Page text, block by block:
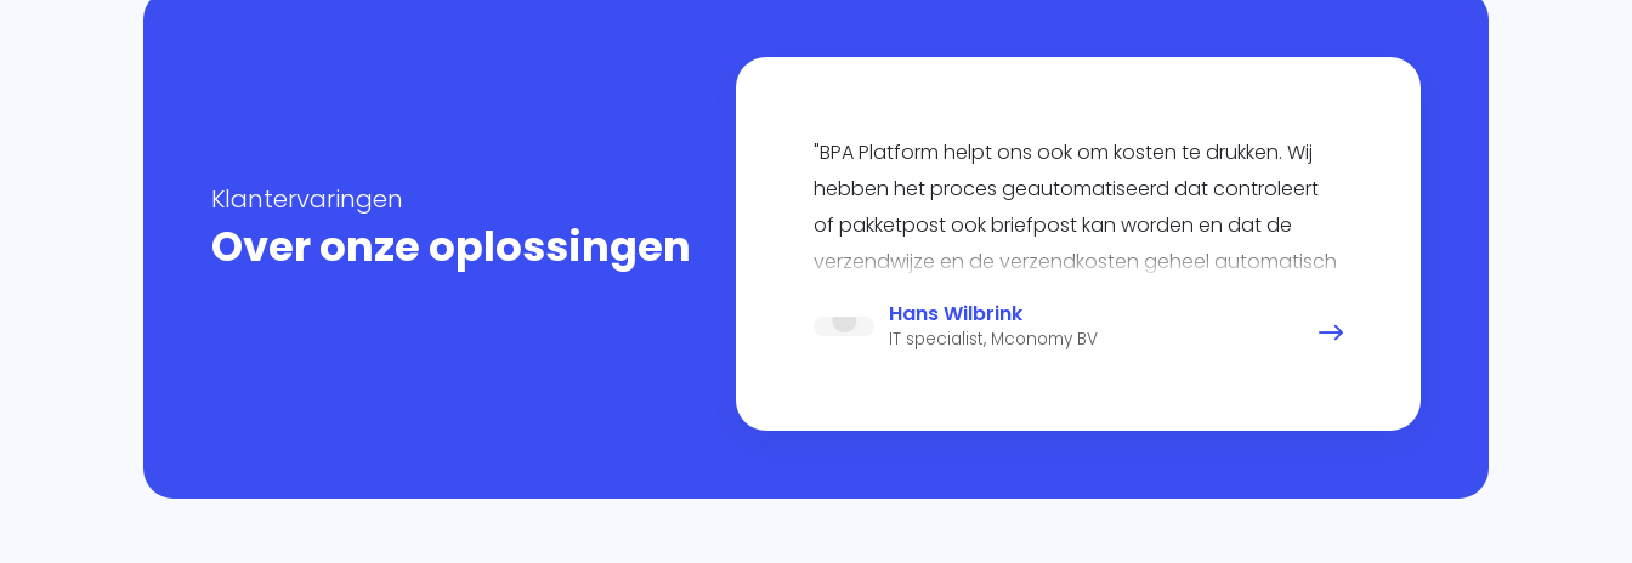
Klantervaringen
Over onze oplossingen
"BPA Platform helpt ons ook om kosten te drukken. Wij
hebben het proces geautomatiseerd dat controleert
of pakketpost ook briefpost kan worden en dat de
verzendwijze en de verzendkosten geheel automatisch
Hans Wilbrink
IT specialist, Mconomy BV